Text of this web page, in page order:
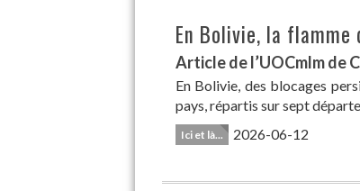
En Bolivie, la
Article de l’UOCmlm de
En Bolivie, des blocages
pays, répartis sur sept
Ici et là... 2026-06-12